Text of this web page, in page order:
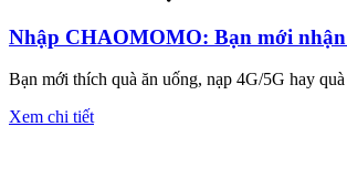
Nhập CHAOMOMO: Bạn mới nhận
Bạn mới thích quà ăn uống, nạp 4G/5G hay quà
Xem chi tiết